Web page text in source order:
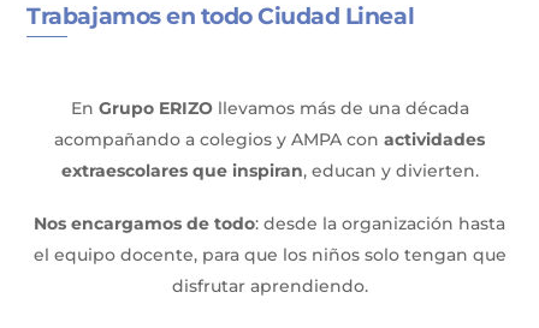
Trabajamos en todo Ciudad Lineal
En Grupo ERIZOllevamos más de una década
acompañando a colegios y AMPA con actividades
extraescolares que inspiran, educan y divierten.
Nos encargamos de todo: desde la organización hasta
el equipo docente, para que los niños solo tengan que
disfrutar aprendiendo.